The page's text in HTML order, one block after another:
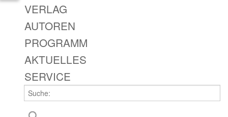
VERLAG
AUTOREN
PROGRAMM
AKTUELLES
SERVICE